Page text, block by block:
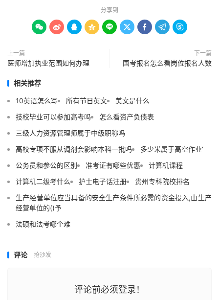
分享到
        
上一篇
医师增加执业范围如何办理
下一篇
国考报名怎么看岗位报名人数
相关推荐
10英语怎么写 所有节日英文
美文是什么
技校毕业可以参加高考吗
怎么看资产负债表
三级人力资源管理师属于中级职称吗
高校专项不服从调剂会影响本科一批吗
多少米属于高空作业‘
公务员和参公的区别
准考证有哪些优惠
计算机课程
计算机二级考什么
护士电子话注册
贵州专科院校排名
生产经营单位应当具备的安全生产条件所必需的资金投入,由生产
经营单位的()予
法硕和法考哪个难
评论 抢沙发
评论前必须登录！